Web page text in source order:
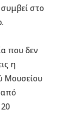
στο
που δεν
η
Μουσείου
από